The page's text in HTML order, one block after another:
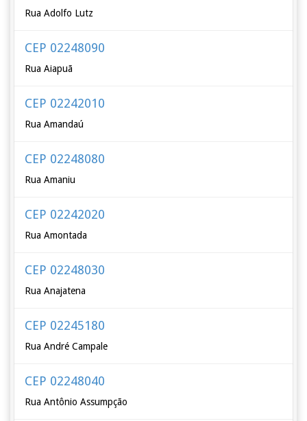
Rua Adolfo Lutz
CEP 02248090
Rua Aiapuã
CEP 02242010
Rua Amandaú
CEP 02248080
Rua Amaniu
CEP 02242020
Rua Amontada
CEP 02248030
Rua Anajatena
CEP 02245180
Rua André Campale
CEP 02248040
Rua Antônio Assumpção